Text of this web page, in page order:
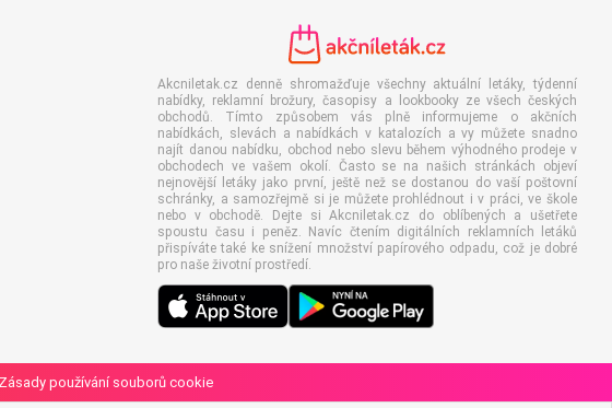
Akcniletak.cz denně shromažďuje všechny aktuální letáky, týdenní
nabídky, reklamní brožury, časopisy a lookbooky ze všech českých
obchodů. Tímto způsobem vás plně informujeme o akčních
nabídkách, slevách a nabídkách v katalozích a vy můžete snadno
najít danou nabídku, obchod nebo slevu během výhodného prodeje v
obchodech ve vašem okolí. Často se na našich stránkách objeví
nejnovější letáky jako první, ještě než se dostanou do vaší poštovní
schránky, a samozřejmě si je můžete prohlédnout i v práci, ve škole
nebo v obchodě. Dejte si Akcniletak.cz do oblíbených a ušetřete
spoustu času i peněz. Navíc čtením digitálních reklamních letáků
přispíváte také ke snížení množství papírového odpadu, což je dobré
pro naše životní prostředí.
Zásady používání souborů cookie